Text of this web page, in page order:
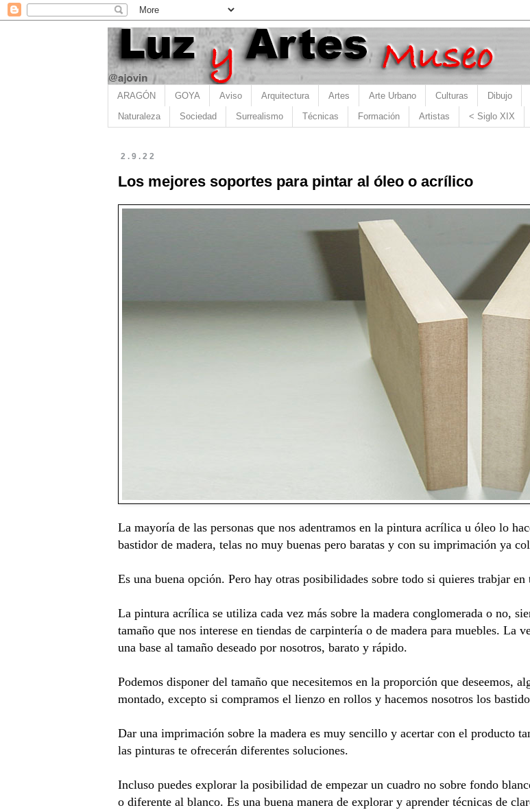
ARAGÓN GOYA Aviso Arquitectura Artes Arte Urbano Culturas Dibujo
Naturaleza Sociedad Surrealismo Técnicas Formación Artistas < Siglo XIX
2.9.22
Los mejores soportes para pintar al óleo o acrílico
La mayoría de las personas que nos adentramos en la pintura acrílica u óleo lo
bastidor de madera, telas no muy buenas pero baratas y con su imprimación ya
Es una buena opción. Pero hay otras posibilidades sobre todo si quieres trabjar en
La pintura acrílica se utiliza cada vez más sobre la madera conglomerada o no,
tamaño que nos interese en tiendas de carpintería o de madera para muebles. La
una base al tamaño deseado por nosotros, barato y rápido.
Podemos disponer del tamaño que necesitemos en la proporción que deseemos,
montado, excepto si compramos el lienzo en rollos y hacemos nosotros los
Dar una imprimación sobre la madera es muy sencillo y acertar con el producto
las pinturas te ofrecerán diferentes soluciones.
Incluso puedes explorar la posibilidad de empezar un cuadro no sobre fondo
o diferente al blanco. Es una buena manera de explorar y aprender técnicas de